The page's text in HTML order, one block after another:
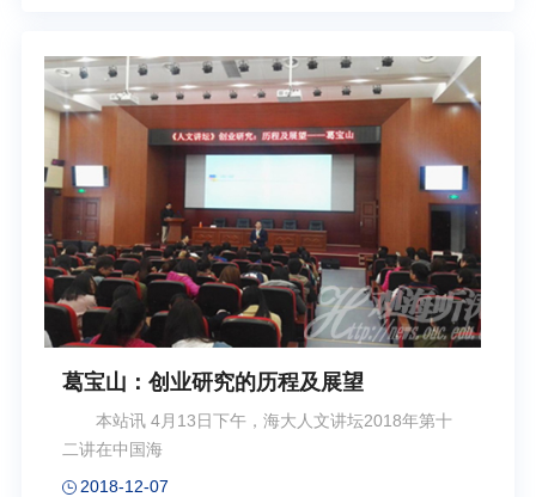
葛宝山：创业研究的历程及展望
本站讯 4月13日下午，海大人文讲坛2018年第十
二讲在中国海
2018-12-07